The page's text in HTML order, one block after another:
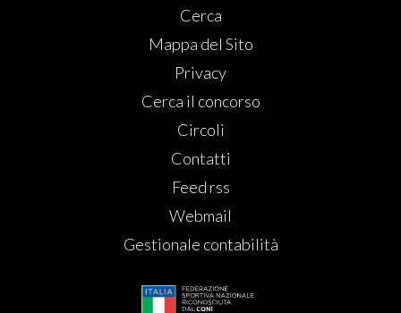
Cerca
Mappa del Sito
Privacy
Cerca il concorso
Circoli
Contatti
Feed rss
Webmail
Gestionale contabilità